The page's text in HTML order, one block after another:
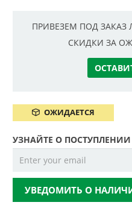
ПРИВЕЗЕМ ПОД
СКИДКИ ЗА
ОЖИДАЕТСЯ
УЗНАЙТЕ О
УВЕДОМИТЬ О